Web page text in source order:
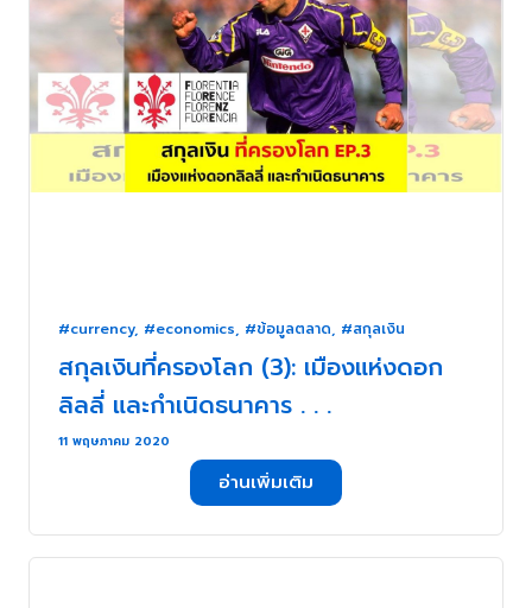
#currency, #economics, #ข้อมูลตลาด, #สกุลเงิน
สกุลเงินที่ครองโลก (3): เมืองแห่งดอก
ลิลลี่ และกำเนิดธนาคาร . . .
11 พฤษภาคม 2020
อ่านเพิ่มเติม